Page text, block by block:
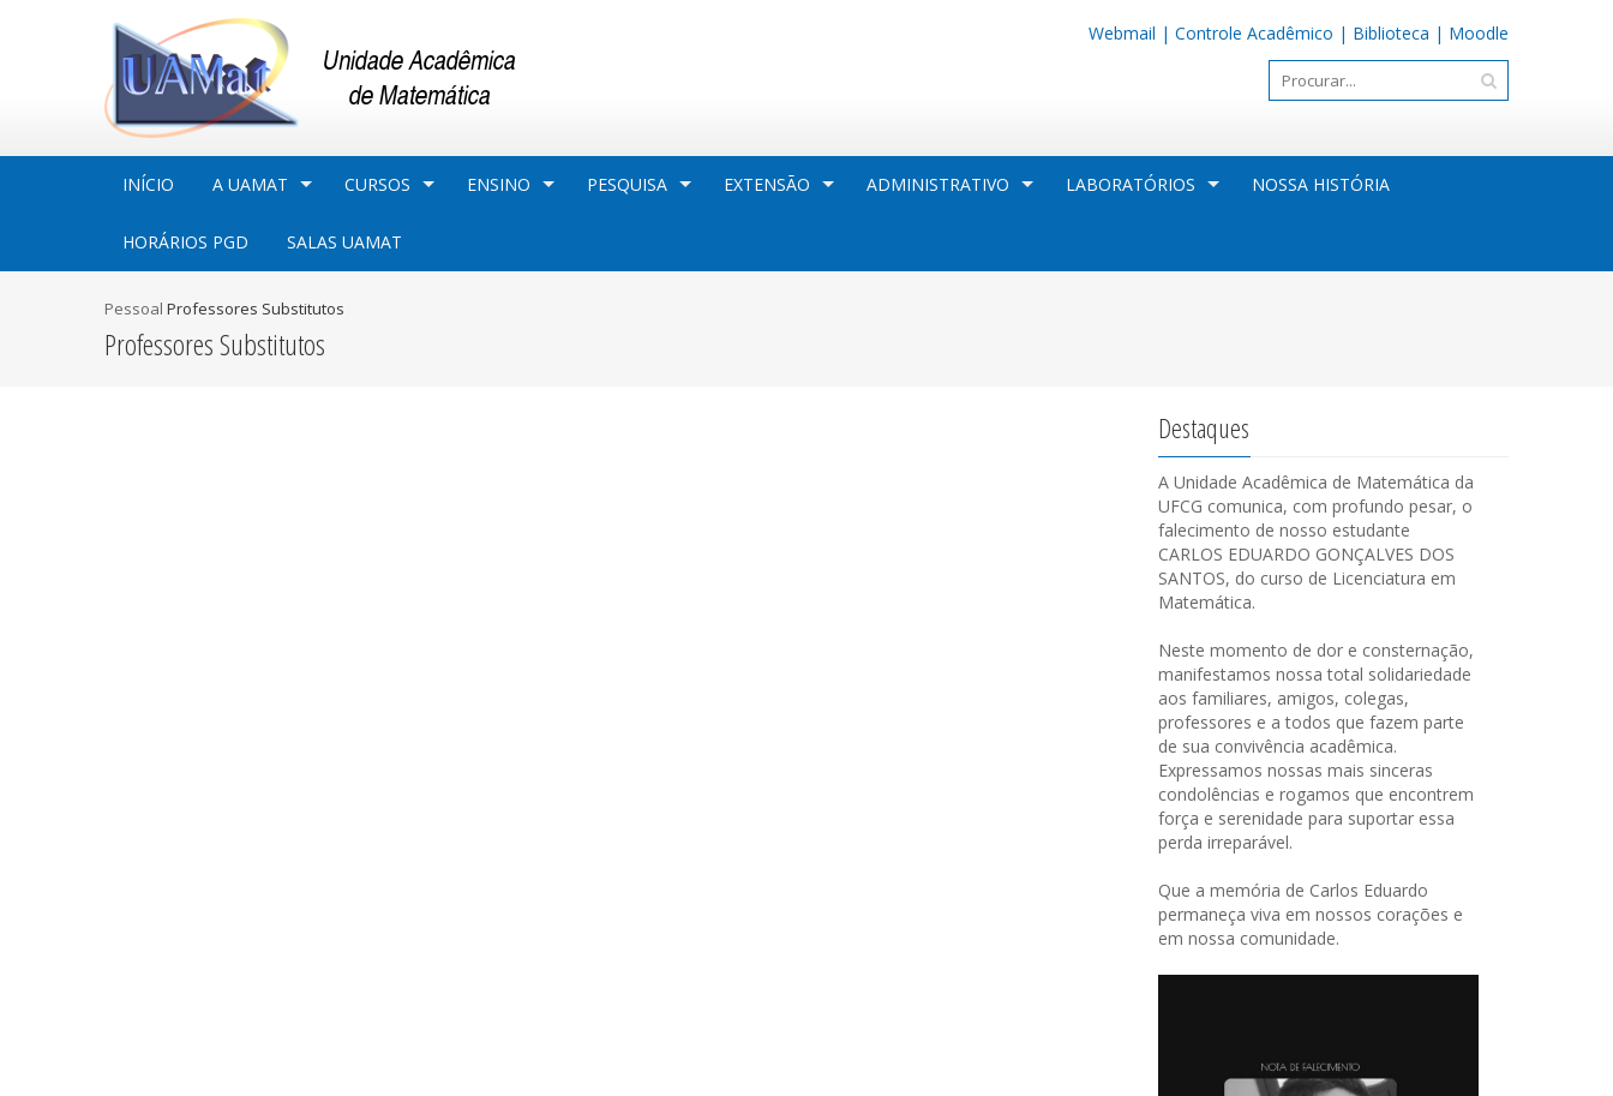
Webmail | Controle Acadêmico | Biblioteca | Moodle
INÍCIO A UAMAT CURSOS ENSINO PESQUISA EXTENSÃO ADMINISTRATIVO LABORATÓRIOS NOSSA HISTÓRIA
HORÁRIOS PGD SALAS UAMAT
Pessoal Professores Substitutos
Professores Substitutos
Destaques
A Unidade Acadêmica de Matemática da
UFCG comunica, com profundo pesar, o
falecimento de nosso estudante
CARLOS EDUARDO GONÇALVES DOS
SANTOS, do curso de Licenciatura em
Matemática.
Neste momento de dor e consternação,
manifestamos nossa total solidariedade
aos familiares, amigos, colegas,
professores e a todos que fazem parte
de sua convivência acadêmica.
Expressamos nossas mais sinceras
condolências e rogamos que encontrem
força e serenidade para suportar essa
perda irreparável.
Que a memória de Carlos Eduardo
permaneça viva em nossos corações e
em nossa comunidade.